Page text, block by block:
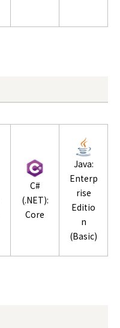
C#
(.NET):
Core
Java:
Enterp
rise
Editio
n
(Basic)